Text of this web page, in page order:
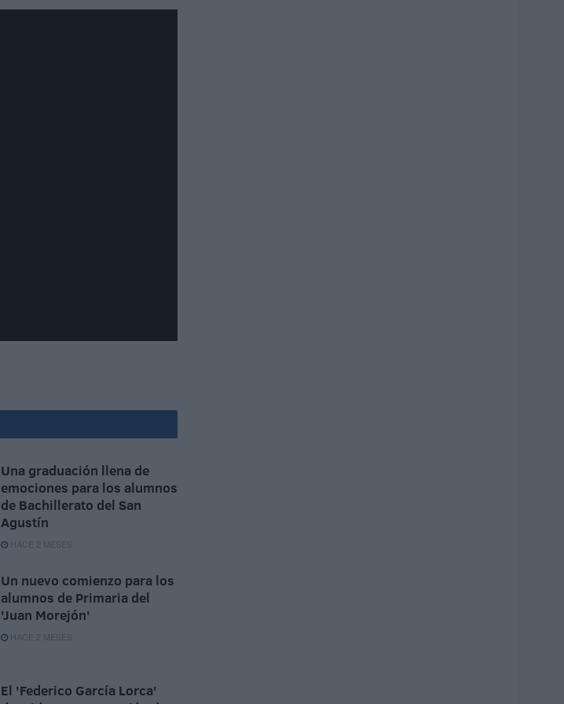
Una graduación llena de
emociones para los alumnos
de Bachillerato del San
Agustín
HACE 2 MESES
Un nuevo comienzo para los
alumnos de Primaria del
'Juan Morejón'
HACE 2 MESES
El 'Federico García Lorca'